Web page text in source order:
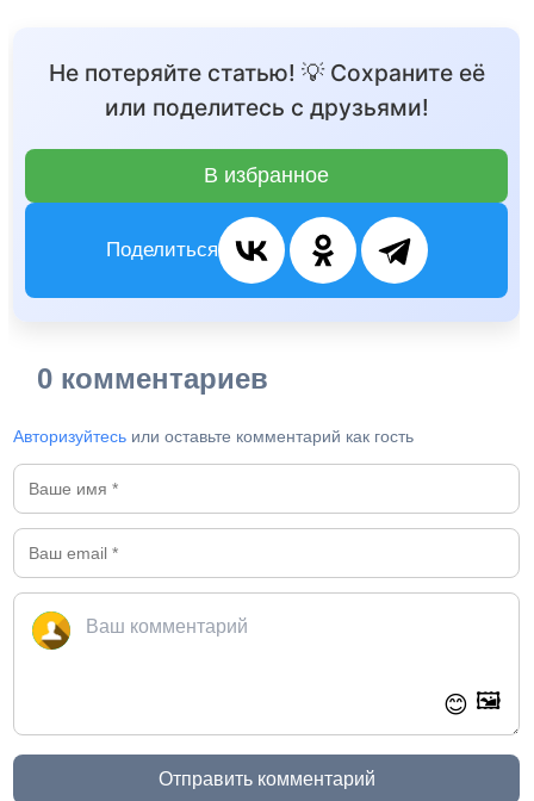
Не потеряйте статью! 💡 Сохраните её
или поделитесь с друзьями!
В избранное
Поделиться
0 комментариев
Авторизуйтесь или оставьте комментарий как гость
😊 🖼️
Отправить комментарий